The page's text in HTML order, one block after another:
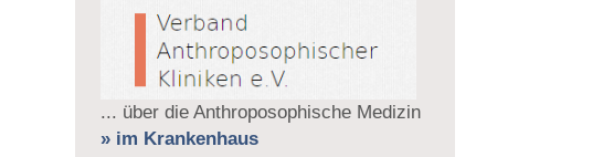
... über die Anthroposophische Medizin
» im Krankenhaus